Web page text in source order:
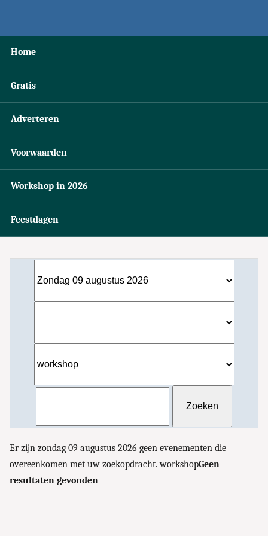
Home
Gratis
Adverteren
Voorwaarden
Workshop in 2026
Feestdagen
Er zijn zondag 09 augustus 2026 geen evenementen die
overeenkomen met uw zoekopdracht. workshopGeen
resultaten gevonden